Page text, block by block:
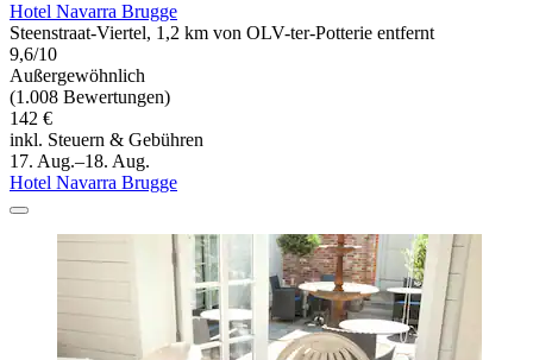
Hotel Navarra Brugge
Steenstraat-Viertel, 1,2 km von OLV-ter-Potterie entfernt
9,6/10
Außergewöhnlich
(1.008 Bewertungen)
142 €
inkl. Steuern & Gebühren
17. Aug.–18. Aug.
Hotel Navarra Brugge